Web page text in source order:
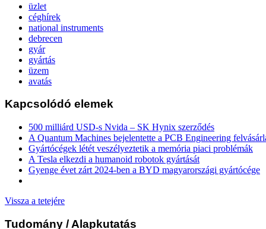
üzlet
céghírek
national instruments
debrecen
gyár
gyártás
üzem
avatás
Kapcsolódó elemek
500 milliárd USD-s Nvida – SK Hynix szerződés
A Quantum Machines bejelentette a PCB Engineering
Gyártócégek létét veszélyeztetik a memória piaci problémák
A Tesla elkezdi a humanoid robotok gyártását
Gyenge évet zárt 2024-ben a BYD magyarországi gyártócége
Vissza a tetejére
Tudomány / Alapkutatás